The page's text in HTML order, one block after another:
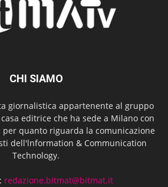
CHI SIAMO
giornalistica appartenente al gruppo
editrice che ha sede a Milano con
per quanto riguarda la comunicazione
dell'lnformation & Communication
Technology.
redazione.bitmat@bitmat.it